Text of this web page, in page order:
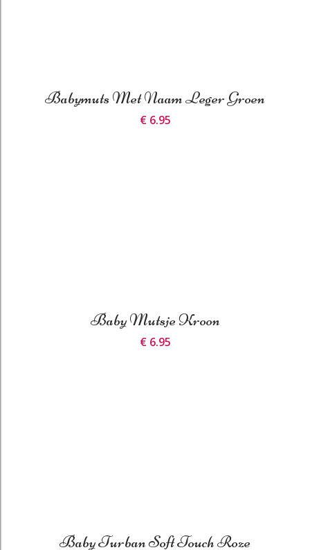
Babymuts Met Naam Leger Groen
€ 6.95
Baby Mutsje Kroon
€ 6.95
Baby Turban Soft Touch Roze